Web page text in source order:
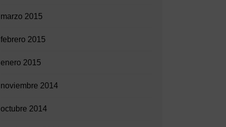
marzo 2015
febrero 2015
enero 2015
noviembre 2014
octubre 2014